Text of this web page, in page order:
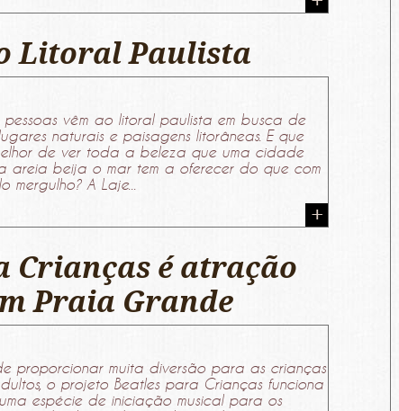
Litoral Paulista
pessoas vêm ao litoral paulista em busca de
naturais e paisagens litorâneas. E que
de ver toda a beleza que uma cidade
areia beija o mar tem a oferecer do que com
mergulho? A Laje...
Crianças é atração
Praia Grande
proporcionar muita diversão para as crianças
o projeto Beatles para Crianças funciona
espécie de iniciação musical para os